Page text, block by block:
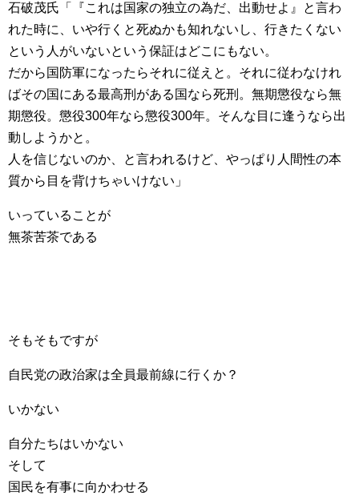
石破茂氏「『これは国家の独立の為だ、出動せよ』と言わ
れた時に、いや行くと死ぬかも知れないし、行きたくない
という人がいないという保証はどこにもない。
だから国防軍になったらそれに従えと。それに従わなけれ
ばその国にある最高刑がある国なら死刑。無期懲役なら無
期懲役。懲役300年なら懲役300年。そんな目に逢うなら出
動しようかと。
人を信じないのか、と言われるけど、やっぱり人間性の本
質から目を背けちゃいけない」
いっていることが
無茶苦茶である
そもそもですが
自民党の政治家は全員最前線に行くか？
いかない
自分たちはいかない
そして
国民を有事に向かわせる